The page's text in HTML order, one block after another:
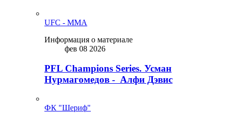
UFC - MMA
Информация о материале
фев 08 2026
PFL Champions Series. Усман
Нурмагомедов - Алфи Дэвис
ФК "Шериф"